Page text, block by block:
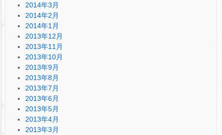
2014年3月
2014年2月
2014年1月
2013年12月
2013年11月
2013年10月
2013年9月
2013年8月
2013年7月
2013年6月
2013年5月
2013年4月
2013年3月